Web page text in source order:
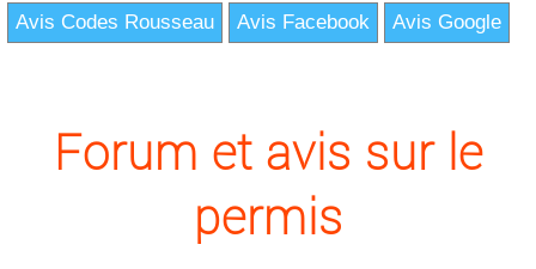
Avis Codes Rousseau Avis Facebook Avis Google
Forum et avis sur le
permis